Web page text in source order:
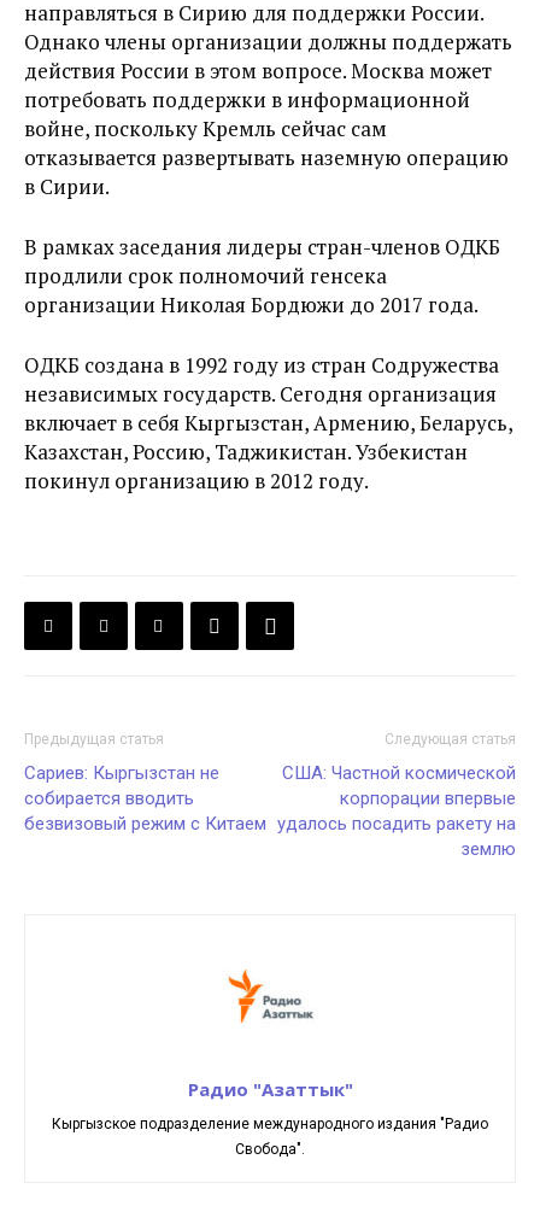
направляться в Сирию для поддержки России.
Однако члены организации должны поддержать
действия России в этом вопросе. Москва может
потребовать поддержки в информационной
войне, поскольку Кремль сейчас сам
отказывается развертывать наземную операцию
в Сирии.
В рамках заседания лидеры стран-членов ОДКБ
продлили срок полномочий генсека
организации Николая Бордюжи до 2017 года.
ОДКБ создана в 1992 году из стран Содружества
независимых государств. Сегодня организация
включает в себя Кыргызстан, Армению, Беларусь,
Казахстан, Россию, Таджикистан. Узбекистан
покинул организацию в 2012 году.
Предыдущая статья
Сариев: Кыргызстан не
собирается вводить
безвизовый режим с Китаем
Следующая статья
США: Частной космической
корпорации впервые
удалось посадить ракету на
землю
Радио "Азаттык"
Кыргызское подразделение международного издания "Радио
Свобода".